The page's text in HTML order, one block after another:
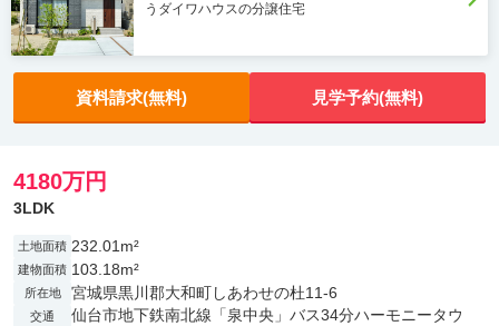
うダイワハウスの分譲住宅
資料請求(無料) 見学予約(無料)
4180万円
3LDK
土地面積 232.01m²
建物面積 103.18m²
所在地 宮城県黒川郡大和町しあわせの杜11-6
交通
仙台市地下鉄南北線「泉中央」バス34分ハーモニータウ